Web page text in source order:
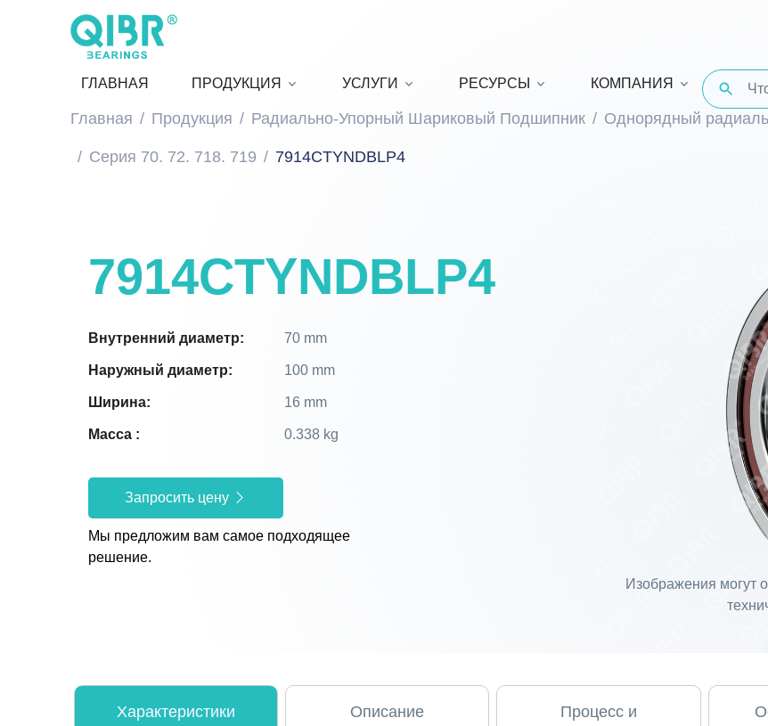
ГЛАВНАЯ ПРОДУКЦИЯ УСЛУГИ РЕСУРСЫ КОМПАНИЯ
Главная Продукция Радиально-Упорный Шариковый Подшипник Однорядный
Серия 70. 72. 718. 719 7914CTYNDBLP4
7914CTYNDBLP4
Внутренний диаметр: 70 mm
Наружный диаметр: 100 mm
Ширина: 16 mm
Масса : 0.338 kg
Запросить цену
Мы предложим вам самое подходящее
решение.
Изображения могут
Характеристики Описание
Процесс и